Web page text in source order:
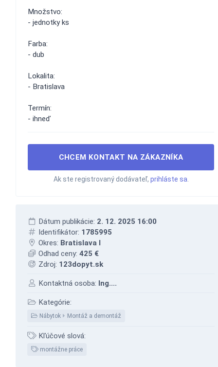
Množstvo:
- jednotky ks
Farba:
- dub
Lokalita:
- Bratislava
Termín:
- ihneď
CHCEM KONTAKT NA ZÁKAZNÍKA
Ak ste registrovaný dodávateľ, prihláste sa
Dátum publikácie: 2. 12. 2025 16:00
Identifikátor: 1785995
Okres: Bratislava I
Odhad ceny: 425 €
Zdroj: 123dopyt.sk
Kontaktná osoba: Ing....
Kategórie:
Nábytok Montáž a demontáž
Kľúčové slová:
montážne práce